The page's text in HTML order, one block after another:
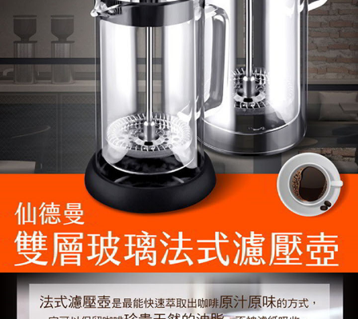
４．使用「AFTEE先享後付」時，將依據個別帳號之用戶狀況，依本公司即
時審查核予不同之上限額度；若仍有額度不足之情形，本公司將視審查結果
５．嚴禁一人註冊多個帳號或使用他人資訊註冊。若發現惡意使用之情形，
恩沛科技股份有限公司將有權停止該用戶之使用額度並採取法律行動。